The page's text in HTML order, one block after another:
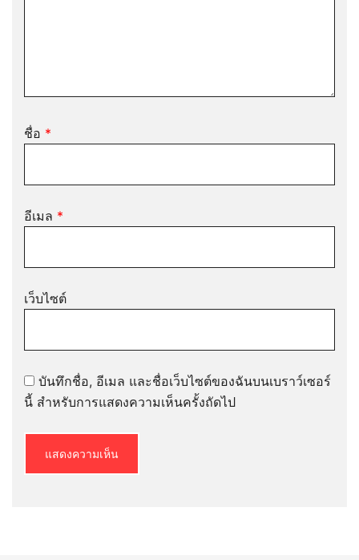
ชื่อ *
อีเมล *
เว็บไซต์
บันทึกชื่อ, อีเมล และชื่อเว็บไซต์ของฉันบนเบราว์เซอร์
นี้ สำหรับการแสดงความเห็นครั้งถัดไป